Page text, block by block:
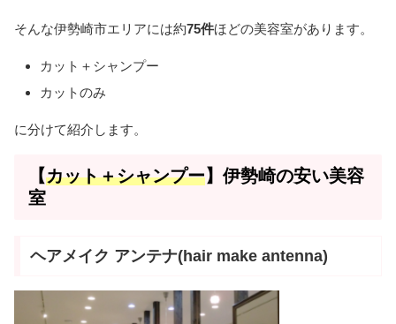
そんな伊勢崎市エリアには約75件ほどの美容室があります。
カット＋シャンプー
カットのみ
に分けて紹介します。
【カット＋シャンプー】伊勢崎の安い美容
室
ヘアメイク アンテナ(hair make antenna)